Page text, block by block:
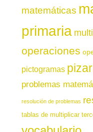
matemáticas
primaria
operaciones
pictogramas
problemas
resolución de problemas
tablas de multiplicar